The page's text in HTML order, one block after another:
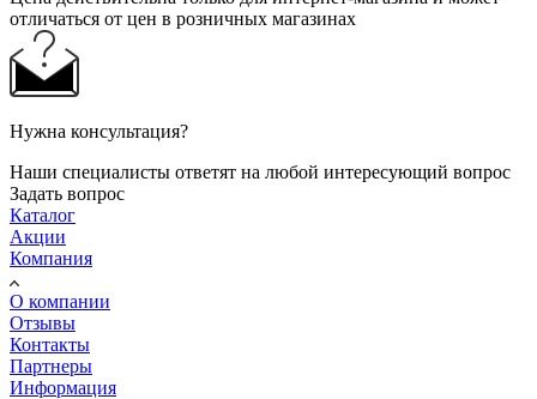
отличаться от цен в розничных магазинах
Нужна консультация?
Наши специалисты ответят на любой интересующий вопрос
Задать вопрос
Каталог
Акции
Компания
О компании
Отзывы
Контакты
Партнеры
Информация